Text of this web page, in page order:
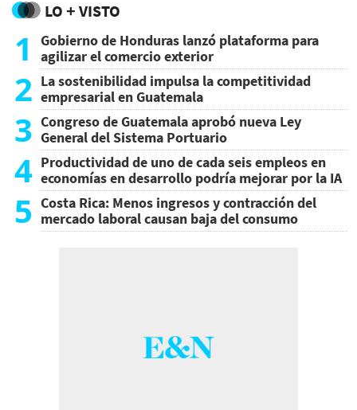
LO + VISTO
1
Gobierno de Honduras lanzó plataforma para
agilizar el comercio exterior
2 La sostenibilidad impulsa la competitividad
empresarial en Guatemala
3 Congreso de Guatemala aprobó nueva Ley
General del Sistema Portuario
4 Productividad de uno de cada seis empleos en
economías en desarrollo podría mejorar por la IA
5 Costa Rica: Menos ingresos y contracción del
mercado laboral causan baja del consumo